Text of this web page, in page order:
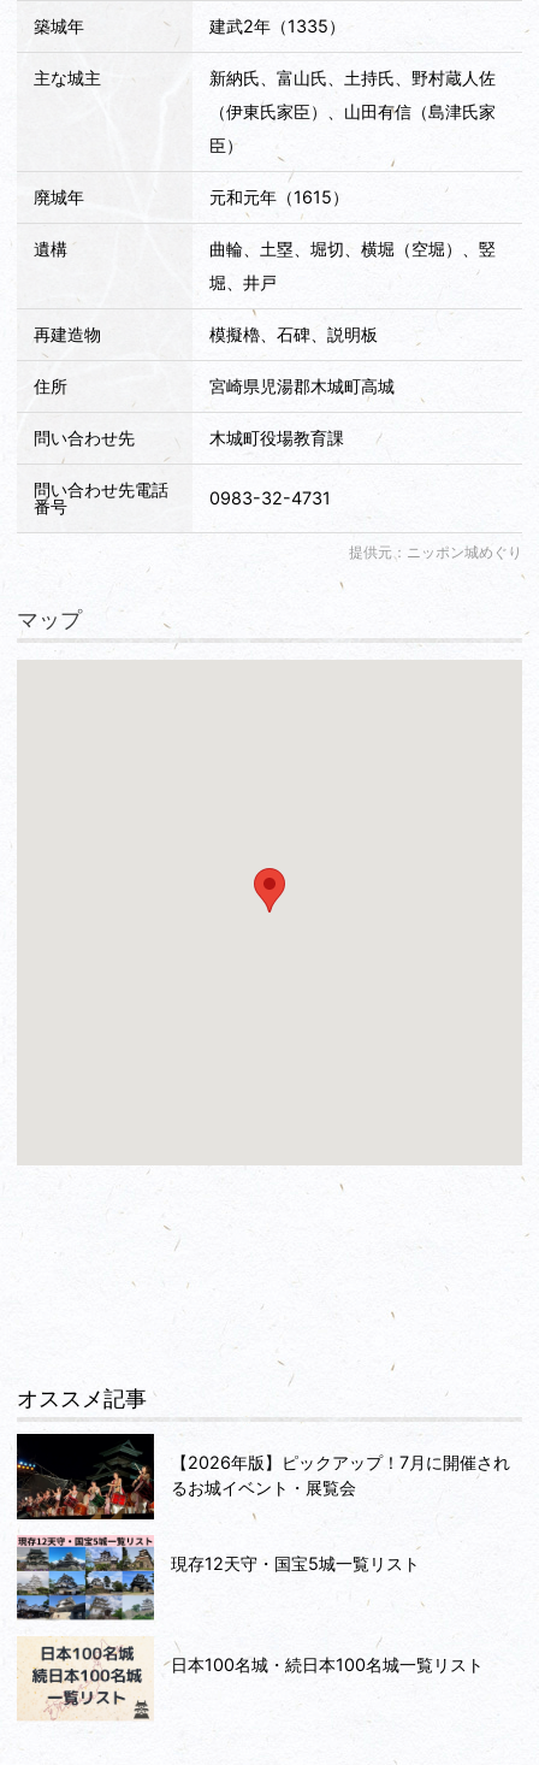
築城年 建武2年（1335）
主な城主
新納氏、富山氏、土持氏、野村蔵人佐
（伊東氏家臣）、山田有信（島津氏家
臣）
廃城年 元和元年（1615）
遺構
曲輪、土塁、堀切、横堀（空堀）、竪
堀、井戸
再建造物 模擬櫓、石碑、説明板
住所 宮崎県児湯郡木城町高城
問い合わせ先 木城町役場教育課
問い合わせ先電話
番号
0983-32-4731
提供元：ニッポン城めぐり
マップ
オススメ記事
【2026年版】ピックアップ！7月に開催され
るお城イベント・展覧会
現存12天守・国宝5城一覧リスト
日本100名城・続日本100名城一覧リスト